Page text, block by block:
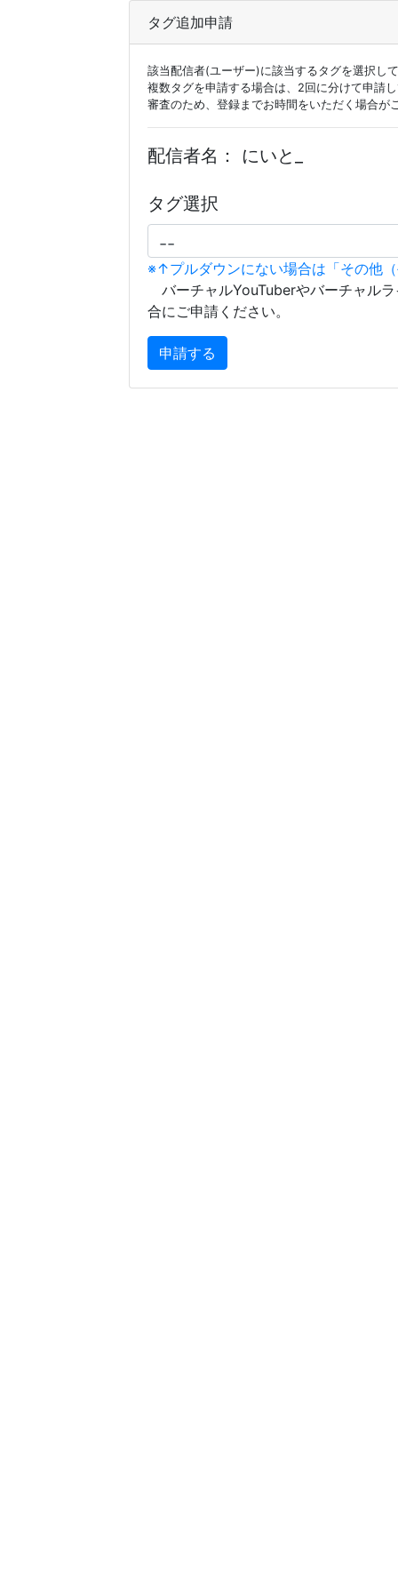
タグ追加申請
該当配信者(ユーザー)に該当するタグを選択し
複数タグを申請する場合は、2回に分けて申請
審査のため、登録までお時間をいただく場合が
配信者名： にいと_
タグ選択
※↑プルダウンにない場合は「その他
バーチャルYouTuberやバーチャル
合にご申請ください。
申請する